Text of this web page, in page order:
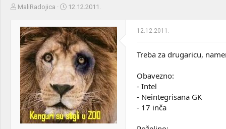
Z
e
n
k
e
m
e
MaliRadojica
D
u
m
p
o
k
e
t
a
n
j
12.12.2011.
12.12.2011.
Treba za drugaricu,
Obavezno:
- Intel
- Neintegrisana GK
- 17 inča